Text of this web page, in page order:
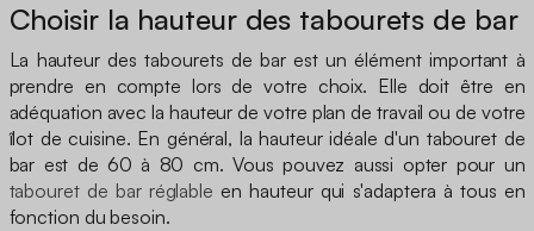
Choisir la hauteur des tabourets de bar
La hauteur des tabourets de bar est un élément important à
prendre en compte lors de votre choix. Elle doit être en
adéquation avec la hauteur de votre plan de travail ou de votre
îlot de cuisine. En général, la hauteur idéale d'un tabouret de
bar est de 60 à 80 cm. Vous pouvez aussi opter pour un
tabouret de bar réglable en hauteur qui s'adaptera à tous en
fonction du besoin.